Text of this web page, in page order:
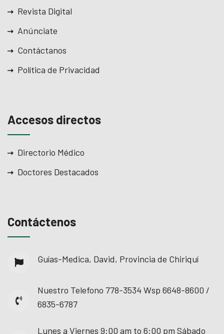
Revista Digital
Anúnciate
Contáctanos
Política de Privacidad
Accesos directos
Directorio Médico
Doctores Destacados
Contáctenos
Guías-Medica, David, Provincia de Chiriquí
Nuestro Telefono 778-3534 Wsp 6648-8600 /
6835-6787
Lunes a Viernes 9:00 am to 6:00 pm Sábado